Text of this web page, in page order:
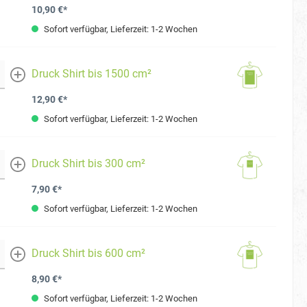
10,90 €*
Sofort verfügbar, Lieferzeit: 1-2 Wochen
mehr
Druck Shirt bis 1500 cm²
12,90 €*
Sofort verfügbar, Lieferzeit: 1-2 Wochen
mehr
Druck Shirt bis 300 cm²
7,90 €*
Sofort verfügbar, Lieferzeit: 1-2 Wochen
mehr
Druck Shirt bis 600 cm²
8,90 €*
Sofort verfügbar, Lieferzeit: 1-2 Wochen